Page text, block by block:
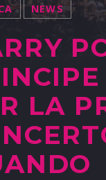
NEWS
LA